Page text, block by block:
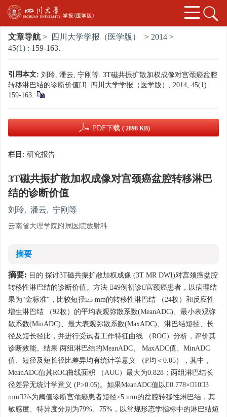
文章导航 > 四川大学学报（医学版） > 2014 >
45(1) : 159-163.
引用本文: 刘玲, 潘云, 宁刚等. 3T磁共振扩散加权成像对宫颈癌盆腔
转移淋巴结的诊断价值[J]. 四川大学学报（医学版）, 2014, 45(1):
159-163.
PDF下载 ( 2898 KB)
栏目: 研究报告
3T磁共振扩散加权成像对宫颈癌盆腔转移淋巴
结的诊断价值
刘玲, 潘云, 宁刚等
云南省大理学院附属医院放射科
摘要
摘要: 目的 探讨3T磁共振扩散加权成像 (3T MR DWI)对宫颈癌盆腔
转移性淋巴结的诊断价值。方法 49例初诊宫颈癌患者，以病理结
果为"金标准"，比较短径≥5 mm的转移性淋巴结 （24枚）和反应性
增生淋巴结 （92枚）的平均表观弥散系数(MeanADC)、最小表观弥
散系数(MinADC)、最大表观弥散系数(MaxADC)、淋巴结短径、长
径及短长径比，并进行受试者工作特征曲线 （ROC）分析，评价其
诊断效能。结果 两组淋巴结的MeanADC、 MaxADC值、MinADC
值、短径及短长径比差异均有统计学意义 （P均＜0.05），其中，
MeanADC值其ROC曲线面积 （AUC）最大为0.828；两组淋巴结长
径差异无统计学意义 (P>0.05)。如果MeanADC值以0.778×10－3
mm2/s为阈值诊断宫颈癌患者短径≥5 mm的盆腔转移性淋巴结，其
敏感度、特异度分别为79%、75%，以常规形态学指标中的淋巴结短